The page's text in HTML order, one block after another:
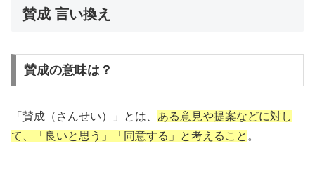
賛成 言い換え
賛成の意味は？
「賛成（さんせい）」とは、 ある意見や提案などに対し
て、「良いと思う」「同意する」と考えること 。